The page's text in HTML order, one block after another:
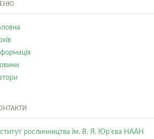
рослинництва ім. В. Я. Юр’єва НААН